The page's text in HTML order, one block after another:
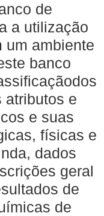
de
a utilização
um ambiente
banco
atributos e
e suas
físicas e
dados
geral
de
de